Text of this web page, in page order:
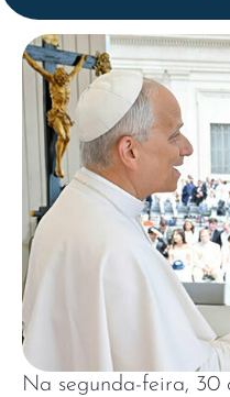
Na segunda-feira, 30